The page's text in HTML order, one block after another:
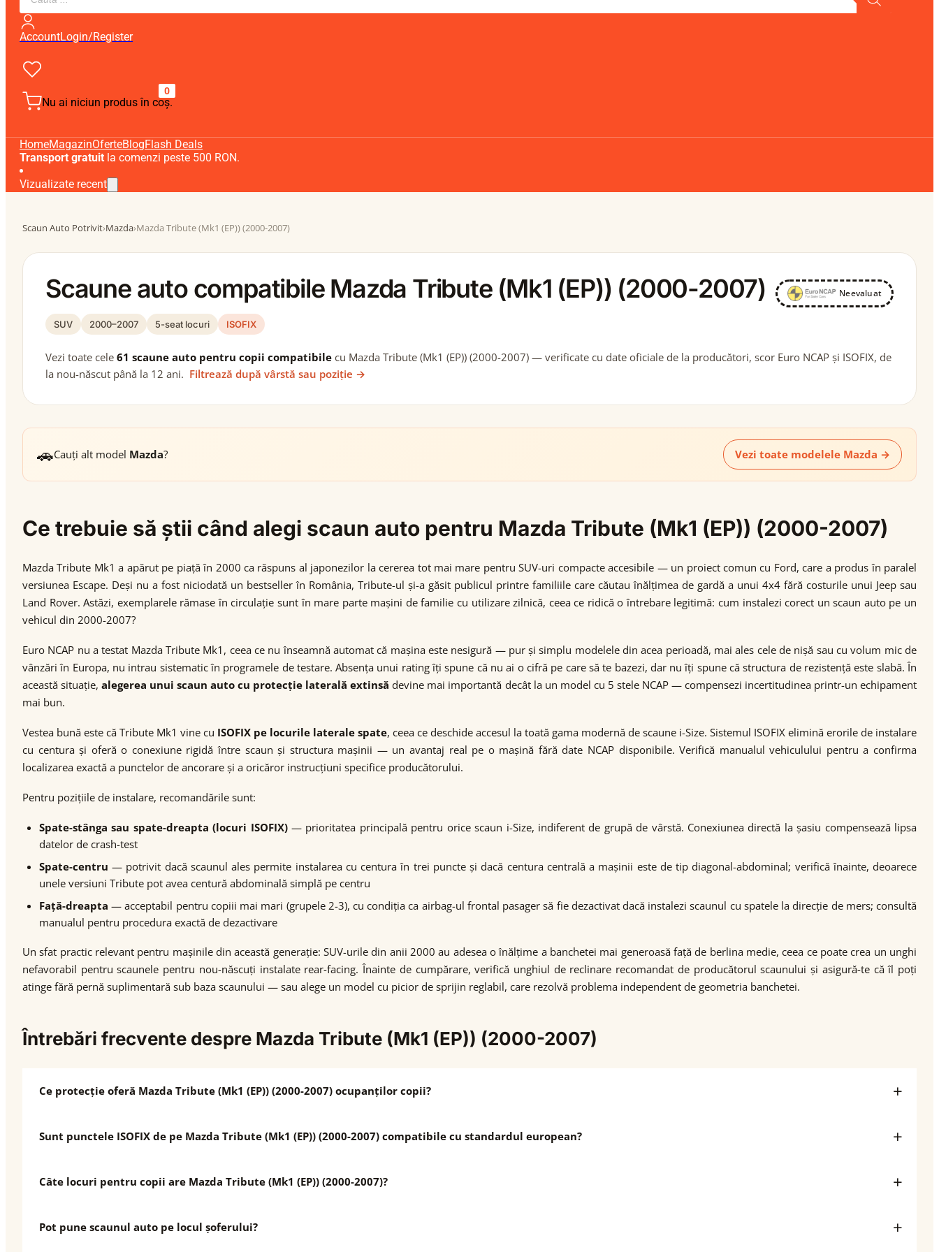
AccountLogin/Register
0
Nu ai niciun produs în coș.
HomeMagazinOferteBlogFlash Deals
Transport gratuit la comenzi peste 500 RON.
Vizualizate recent
Scaun Auto Potrivit›Mazda›Mazda Tribute (Mk1 (EP)) (2000-2007)
Scaune auto compatibile Mazda Tribute (Mk1 (EP)) (2000-2007) Neevaluat
SUV 2000–2007 5-seat locuri ISOFIX
Vezi toate cele 61 scaune auto pentru copii compatibile cu Mazda Tribute (Mk1 (EP)) (2000-2007) — verificate cu date oficiale de la producători, scor Euro NCAP și ISOFIX, de
la nou-născut până la 12 ani. Filtrează după vârstă sau poziție →
🚗Cauți alt model Mazda? Vezi toate modelele Mazda →
Ce trebuie să știi când alegi scaun auto pentru Mazda Tribute (Mk1 (EP)) (2000-2007)
Mazda Tribute Mk1 a apărut pe piață în 2000 ca răspuns al japonezilor la cererea tot mai mare pentru SUV-uri compacte accesibile — un proiect comun cu Ford, care a produs în paralel
versiunea Escape. Deși nu a fost niciodată un bestseller în România, Tribute-ul și-a găsit publicul printre familiile care căutau înălțimea de gardă a unui 4x4 fără costurile unui Jeep sau
Land Rover. Astăzi, exemplarele rămase în circulație sunt în mare parte mașini de familie cu utilizare zilnică, ceea ce ridică o întrebare legitimă: cum instalezi corect un scaun auto pe un
vehicul din 2000-2007?
Euro NCAP nu a testat Mazda Tribute Mk1, ceea ce nu înseamnă automat că mașina este nesigură — pur și simplu modelele din acea perioadă, mai ales cele de nișă sau cu volum mic de
vânzări în Europa, nu intrau sistematic în programele de testare. Absența unui rating îți spune că nu ai o cifră pe care să te bazezi, dar nu îți spune că structura de rezistență este slabă. În
această situație,alegerea unui scaun auto cu protecție laterală extinsă devine mai importantă decât la un model cu 5 stele NCAP — compensezi incertitudinea printr-un echipament
mai bun.
Vestea bună este că Tribute Mk1 vine cu ISOFIX pe locurile laterale spate, ceea ce deschide accesul la toată gama modernă de scaune i-Size. Sistemul ISOFIX elimină erorile de instalare
cu centura și oferă o conexiune rigidă între scaun și structura mașinii — un avantaj real pe o mașină fără date NCAP disponibile. Verifică manualul vehiculului pentru a confirma
localizarea exactă a punctelor de ancorare și a oricăror instrucțiuni specifice producătorului.
Pentru pozițiile de instalare, recomandările sunt:
Spate-stânga sau spate-dreapta (locuri ISOFIX)— prioritatea principală pentru orice scaun i-Size, indiferent de grupă de vârstă. Conexiunea directă la șasiu compensează lipsa
datelor de crash-test
Spate-centru — potrivit dacă scaunul ales permite instalarea cu centura în trei puncte și dacă centura centrală a mașinii este de tip diagonal-abdominal; verifică înainte, deoarece
unele versiuni Tribute pot avea centură abdominală simplă pe centru
Față-dreapta — acceptabil pentru copiii mai mari (grupele 2-3), cu condiția ca airbag-ul frontal pasager să fie dezactivat dacă instalezi scaunul cu spatele la direcție de mers; consultă
manualul pentru procedura exactă de dezactivare
Un sfat practic relevant pentru mașinile din această generație: SUV-urile din anii 2000 au adesea o înălțime a banchetei mai generoasă față de berlina medie, ceea ce poate crea un unghi
nefavorabil pentru scaunele pentru nou-născuți instalate rear-facing. Înainte de cumpărare, verifică unghiul de reclinare recomandat de producătorul scaunului și asigură-te că îl poți
atinge fără pernă suplimentară sub baza scaunului — sau alege un model cu picior de sprijin reglabil, care rezolvă problema independent de geometria banchetei.
Întrebări frecvente despre Mazda Tribute (Mk1 (EP)) (2000-2007)
Ce protecție oferă Mazda Tribute (Mk1 (EP)) (2000-2007) ocupanților copii?
Sunt punctele ISOFIX de pe Mazda Tribute (Mk1 (EP)) (2000-2007) compatibile cu standardul european?
Câte locuri pentru copii are Mazda Tribute (Mk1 (EP)) (2000-2007)?
Pot pune scaunul auto pe locul șoferului?